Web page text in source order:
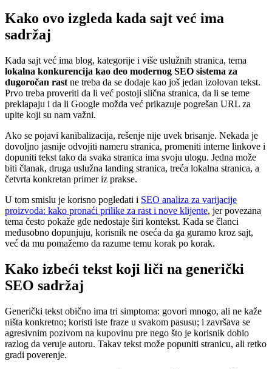
Kako ovo izgleda kada sajt već ima
sadržaj
Kada sajt već ima blog, kategorije i više uslužnih stranica, tema
lokalna konkurencija kao deo modernog SEO sistema za
dugoročan rast ne treba da se dodaje kao još jedan izolovan tekst.
Prvo treba proveriti da li već postoji slična stranica, da li se teme
preklapaju i da li Google možda već prikazuje pogrešan URL za
upite koji su nam važni.
Ako se pojavi kanibalizacija, rešenje nije uvek brisanje. Nekada je
dovoljno jasnije odvojiti nameru stranica, promeniti interne linkove i
dopuniti tekst tako da svaka stranica ima svoju ulogu. Jedna može
biti članak, druga uslužna landing stranica, treća lokalna stranica, a
četvrta konkretan primer iz prakse.
U tom smislu je korisno pogledati i SEO analiza za varijacije
proizvoda: kako pronaći prilike za rast i nove klijente, jer povezana
tema često pokaže gde nedostaje širi kontekst. Kada se članci
međusobno dopunjuju, korisnik ne oseća da ga guramo kroz sajt,
već da mu pomažemo da razume temu korak po korak.
Kako izbeći tekst koji liči na generički
SEO sadržaj
Generički tekst obično ima tri simptoma: govori mnogo, ali ne kaže
ništa konkretno; koristi iste fraze u svakom pasusu; i završava se
agresivnim pozivom na kupovinu pre nego što je korisnik dobio
razlog da veruje autoru. Takav tekst može popuniti stranicu, ali retko
gradi poverenje.